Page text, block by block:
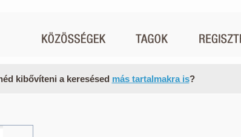
kibővíteni a keresésed más tartalmakra is?